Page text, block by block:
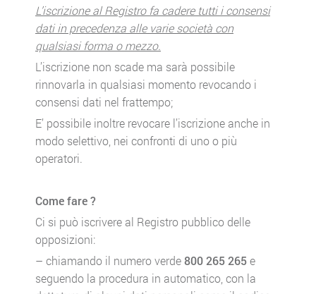
L’iscrizione al Registro fa cadere tutti i consensi
dati in precedenza alle varie società con
qualsiasi forma o mezzo.
L’iscrizione non scade ma sarà possibile
rinnovarla in qualsiasi momento revocando i
consensi dati nel frattempo;
E’ possibile inoltre revocare l’iscrizione anche in
modo selettivo, nei confronti di uno o più
operatori.
Come fare ?
Ci si può iscrivere al Registro pubblico delle
opposizioni:
– chiamando il numero verde800 265 265e
seguendo la procedura in automatico, con la